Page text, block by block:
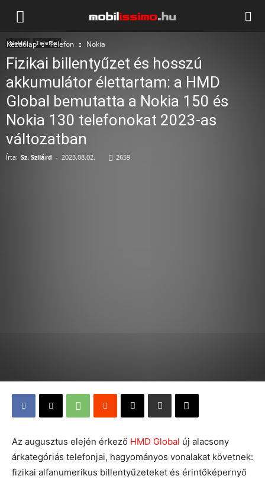
Mobilissimo.hu
Kezdőlap Telefon Nokia
Nokia Telefon
Fizikai billentyűzet és hosszú
akkumulátor élettartam: a HMD
Global bemutatta a Nokia 150 és
Nokia 130 telefonokat 2023-as
változatban
Írta: Sz. Szilárd - 2023.08.02. 2659
Az augusztus elején érkező HMD Global új alacsony
árkategóriás telefonjai, hagyományos vonalakat követnek:
fizikai alfanumerikus billentyűzeteket és érintőképernyő